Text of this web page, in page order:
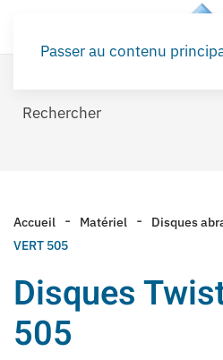
Passer au contenu
Accueil Matériel Disques
VERT 505
Disques
505